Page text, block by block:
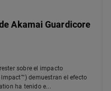
Akamai Guardicore
sobre el impacto
demuestran el efecto
ha tenido e...